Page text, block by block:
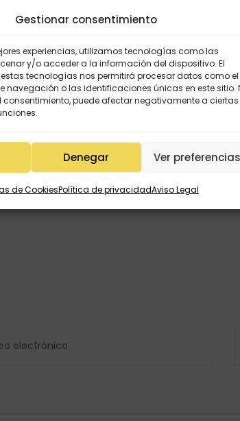
Gestionar consentimiento
experiencias, utilizamos tecnologías como las
y/o acceder a la información del dispositivo. El
tecnologías nos permitirá procesar datos como el
navegación o las identificaciones únicas en este sitio.
consentimiento, puede afectar negativamente a ciertas
Denegar Ver
de CookiesPolítica de privacidadAviso Legal